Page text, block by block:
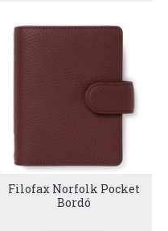
Filofax Norfolk Pocket
Bordó